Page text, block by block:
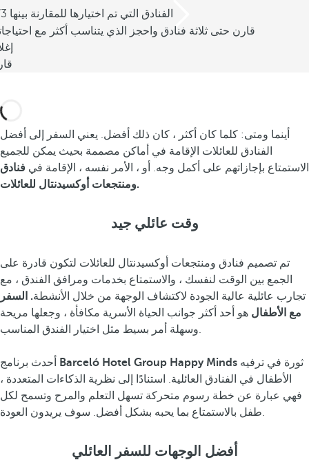
/3 الفنادق التي تم اختيارها للمقارنة بينها
قارن حتى ثلاثة فنادق واحجز الذي يتناسب أكثر مع
أينما ومتى: كلما كان أكثر ، كان ذلك أفضل. يعني السفر إلى أفضل
الفنادق للعائلات الإقامة في أماكن مصممة بحيث يمكن للجميع
الاستمتاع بإجازاتهم على أكمل وجه. أو ، الأمر نفسه ، الإقامة في فنادق
ومنتجعات أوكسيدنتال للعائلات.
وقت عائلي جيد
تم تصميم فنادق ومنتجعات أوكسيدنتال للعائلات لتكون قادرة على
الجمع بين الوقت لنفسك ، والاستمتاع بخدمات ومرافق الفندق ، مع
تجارب عائلية عالية الجودة لاكتشاف الوجهة من خلال الأنشطة. السفر
مع الأطفال هو أحد أكثر جوانب الحياة الأسرية مكافأة ، وجعلها مريحة
وسهلة أمر بسيط مثل اختيار الفندق المناسب.
Barceló Hotel Group Happy Minds
الأطفال في الفنادق العائلية. استنادًا إلى نظرية الذكاءات المتعددة ،
فهي عبارة عن خطة رسوم متحركة تسهل التعلم والمرح وتسمح لكل
طفل بالاستمتاع بما يحبه بشكل أفضل. سوف يريدون العودة.
أفضل الوجهات للسفر العائلي